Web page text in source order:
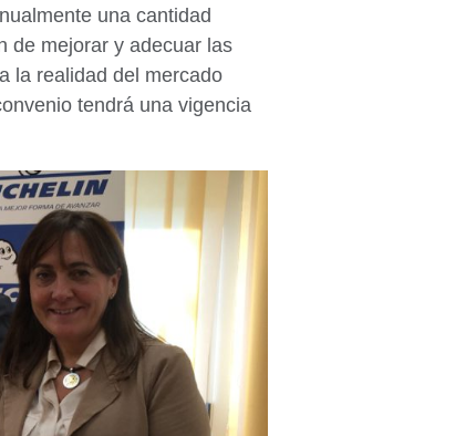
una cantidad
de mejorar y adecuar las
la realidad del mercado
tendrá una vigencia